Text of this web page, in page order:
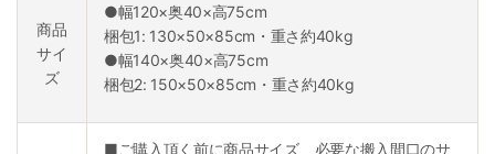
商品
サイ
ズ
●幅120×奥40×高75cm
梱包1: 130×50×85cm・重さ約40kg
●幅140×奥40×高75cm
梱包2: 150×50×85cm・重さ約40kg
■ご購入頂く前に商品サイズ、必要な搬入間口のサ